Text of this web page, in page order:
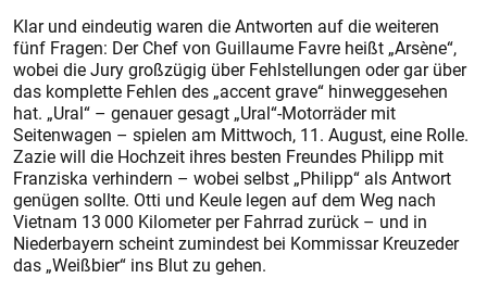
Klar und eindeutig waren die Antworten auf die weiteren
fünf Fragen: Der Chef von Guillaume Favre heißt „Arsène“,
wobei die Jury großzügig über Fehlstellungen oder gar über
das komplette Fehlen des „accent grave“ hinweggesehen
hat. „Ural“ – genauer gesagt „Ural“-Motorräder mit
Seitenwagen – spielen am Mittwoch, 11. August, eine Rolle.
Zazie will die Hochzeit ihres bes­ten Freundes Philipp mit
Franziska verhindern – wobei selbst „Philipp“ als Antwort
genügen sollte. Otti und Keule legen auf dem Weg nach
Vietnam 13 000 Kilometer per Fahrrad zurück – und in
Niederbayern scheint zumindest bei Kommissar Kreuzeder
das „Weißbier“ ins Blut zu gehen.